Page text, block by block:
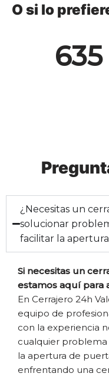
O si lo
¿Necesitas un
solucionar
facilitar la
Si necesitas un
estamos aquí para
En Cerrajero 24h
equipo de
con la experiencia
cualquier problema
la apertura de
enfrentando una